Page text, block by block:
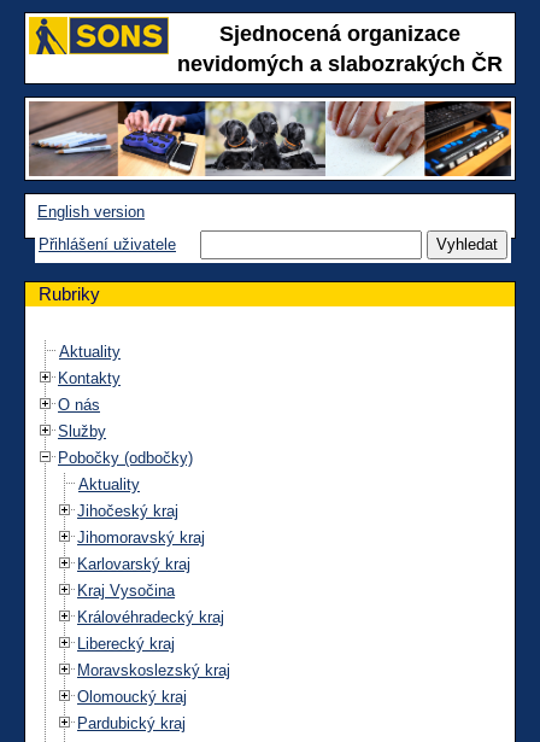
Sjednocená organizace
nevidomých a slabozrakých ČR
English version
Přihlášení uživatele
Rubriky
Aktuality
Kontakty
O nás
Služby
Pobočky (odbočky)
Aktuality
Jihočeský kraj
Jihomoravský kraj
Karlovarský kraj
Kraj Vysočina
Královéhradecký kraj
Liberecký kraj
Moravskoslezský kraj
Olomoucký kraj
Pardubický kraj